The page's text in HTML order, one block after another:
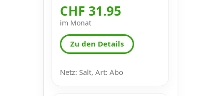
CHF 31.95
im Monat
Zu den Details
Netz: Salt, Art: Abo